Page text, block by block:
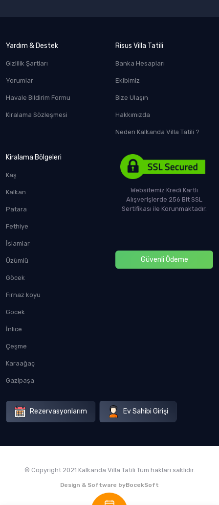
Yardım & Destek
Gizlilik Şartları
Yorumlar
Havale Bildirim Formu
Kiralama Sözleşmesi
Risus Villa Tatili
Banka Hesapları
Ekibimiz
Bize Ulaşın
Hakkımızda
Neden Kalkanda Villa Tatili ?
Kiralama Bölgeleri
Kaş
Kalkan
Patara
Fethiye
İslamlar
Üzümlü
Göcek
Fırnaz koyu
Göcek
İnlice
Çeşme
Karaağaç
Gazipaşa
Websitemiz Kredi Kartlı
Alışverişlerde 256 Bit SSL
Sertifikası ile Korunmaktadır.
Güvenli Ödeme
Rezervasyonlarım Ev Sahibi Girişi
© Copyright 2021 Kalkanda Villa Tatili Tüm hakları saklıdır.
Design & Software byBocekSoft